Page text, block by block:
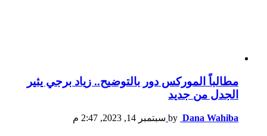
مطالباً الموركس دور بالتوضيح.. زياد برجي يثير
الجدل من جديد
by Dana Wahiba سبتمبر 14, 2023, 2:47 م